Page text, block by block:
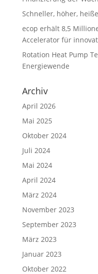
Schneller, höher,
ecop erhält 8,5
Accelerator für
Rotation Heat Pump
Energiewende
Archiv
April 2026
Mai 2025
Oktober 2024
Juli 2024
Mai 2024
April 2024
März 2024
November 2023
September 2023
März 2023
Januar 2023
Oktober 2022